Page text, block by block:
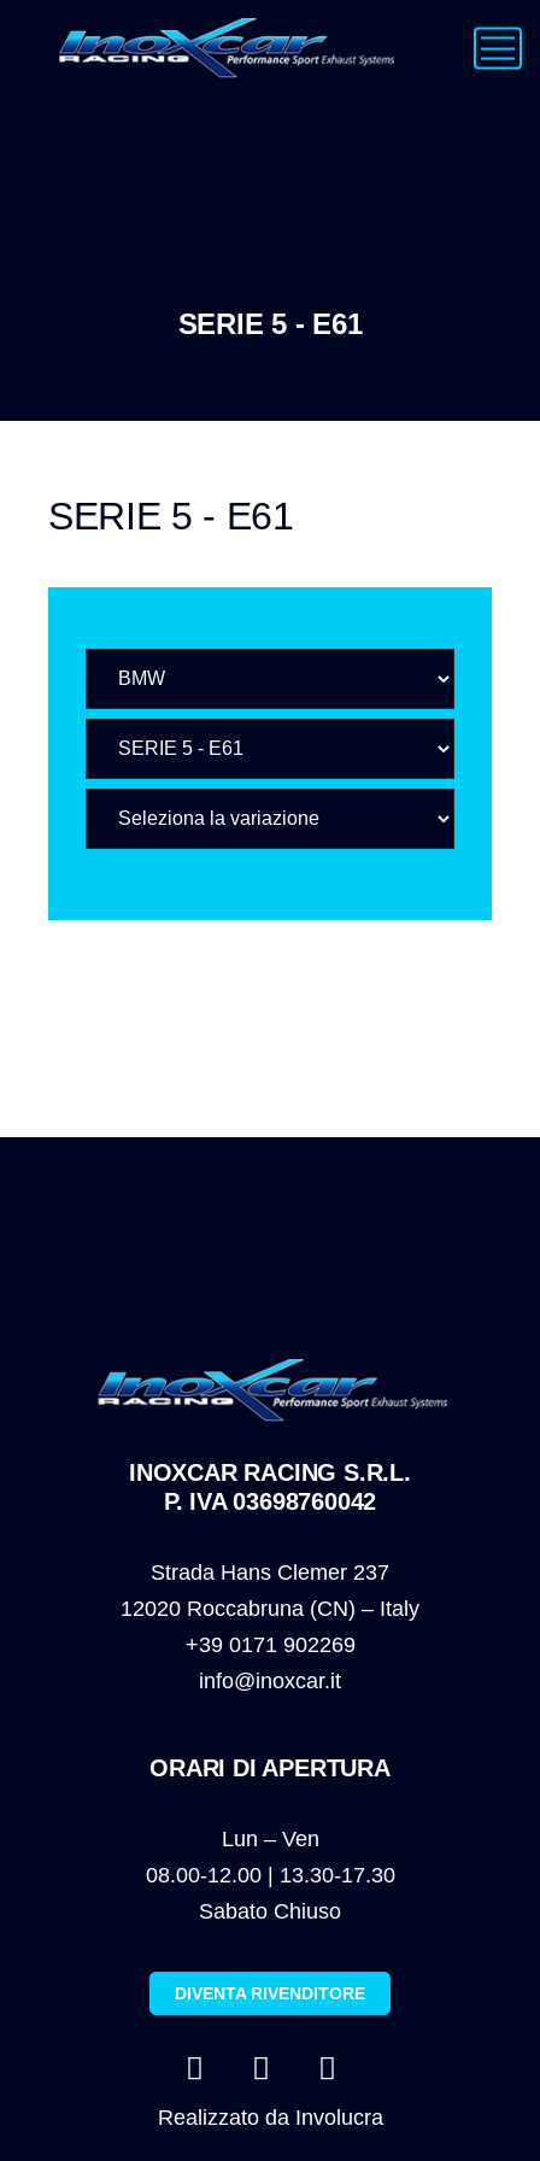
SERIE 5 - E61
SERIE 5 - E61
INOXCAR RACING S.R.L.
P. IVA 03698760042
Strada Hans Clemer 237
12020 Roccabruna (CN) – Italy
+39 0171 902269
info@inoxcar.it
ORARI DI APERTURA
Lun – Ven
08.00-12.00 | 13.30-17.30
Sabato Chiuso
DIVENTA RIVENDITORE
Realizzato da Involucra